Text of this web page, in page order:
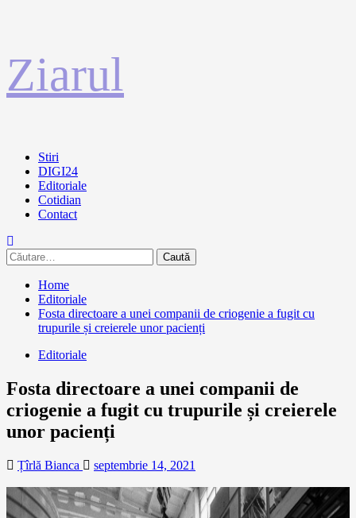
la
conținut
Ziarul
Primary
Menu
Stiri
DIGI24
Editoriale
Cotidian
Contact
Caută
după:
Home
Editoriale
Fosta directoare a unei companii de criogenie a fugit cu
trupurile și creierele unor pacienți
Editoriale
Fosta directoare a unei companii de
criogenie a fugit cu trupurile și creierele
unor pacienți
Țîrlă Bianca septembrie 14, 2021